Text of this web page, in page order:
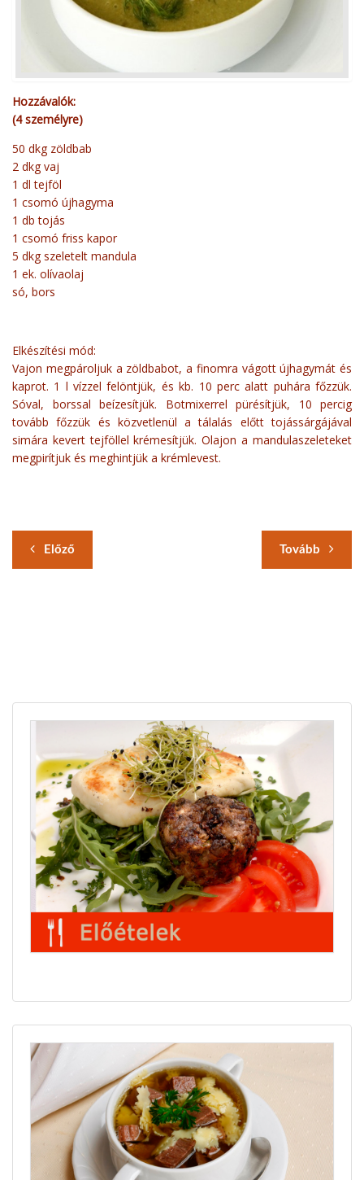
Hozzávalók:
(4 személyre)
50 dkg zöldbab
2 dkg vaj
1 dl tejföl
1 csomó újhagyma
1 db tojás
1 csomó friss kapor
5 dkg szeletelt mandula
1 ek. olívaolaj
só, bors
Elkészítési mód:
Vajon megpároljuk a zöldbabot, a finomra vágott újhagymát és
kaprot. 1 l vízzel felöntjük, és kb. 10 perc alatt puhára főzzük.
Sóval, borssal beízesítjük. Botmixerrel pürésítjük, 10 percig
tovább főzzük és közvetlenül a tálalás előtt tojássárgájával
simára kevert tejföllel krémesítjük. Olajon a mandulaszeleteket
megpirítjuk és meghintjük a krémlevest.
Előző Tovább